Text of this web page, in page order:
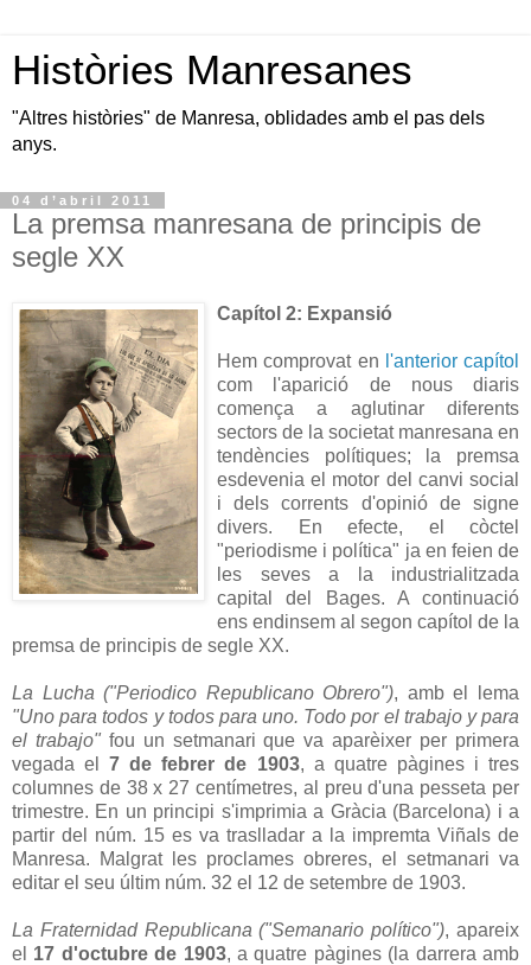
Històries Manresanes
"Altres històries" de Manresa, oblidades amb el pas dels
anys.
04 d’abril 2011
La premsa manresana de principis de
segle XX
Capítol 2: Expansió
Hem comprovat en l'anterior capítol
com l'aparició de nous diaris
comença a aglutinar diferents
sectors de la societat manresana en
tendències polítiques; la premsa
esdevenia el motor del canvi social
i dels corrents d'opinió de signe
divers. En efecte, el còctel
"periodisme i política" ja en feien de
les seves a la industrialitzada
capital del Bages. A continuació
ens endinsem al segon capítol de la
premsa de principis de segle XX.
La Lucha ("Periodico Republicano Obrero"), amb el lema
"Uno para todos y todos para uno. Todo por el trabajo y para
el trabajo"fou un setmanari que va aparèixer per primera
vegada el7 de febrer de 1903, a quatre pàgines i tres
columnes de 38 x 27 centímetres, al preu d'una pesseta per
trimestre. En un principi s'imprimia a Gràcia (Barcelona) i a
partir del núm. 15 es va traslladar a la impremta Viñals de
Manresa. Malgrat les proclames obreres, el setmanari va
editar el seu últim núm. 32 el 12 de setembre de 1903.
La Fraternidad Republicana ("Semanario político"), apareix
el 17 d'octubre de 1903, a quatre pàgines (la darrera amb